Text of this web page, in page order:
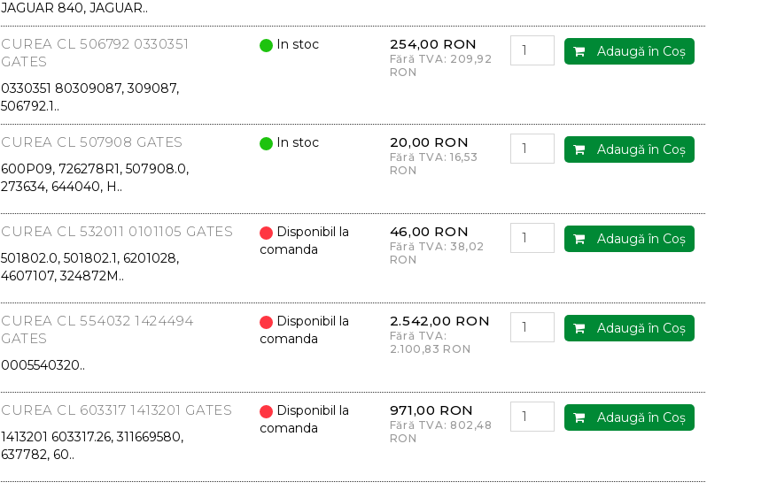
JAGUAR 840, JAGUAR..
CUREA CL 506792 0330351
GATES
0330351 80309087, 309087,
506792.1..
In stoc 254,00 RON
Fără TVA: 209,92
RON
Adaugă în Coş
CUREA CL 507908 GATES
600P09, 726278R1, 507908.0,
273634, 644040, H..
In stoc 20,00 RON
Fără TVA: 16,53
RON
Adaugă în Coş
CUREA CL 532011 0101105 GATES
501802.0, 501802.1, 6201028,
4607107, 324872M..
Disponibil la
comanda
46,00 RON
Fără TVA: 38,02
RON
Adaugă în Coş
CUREA CL 554032 1424494
GATES
0005540320..
Disponibil la
comanda
2.542,00 RON
Fără TVA:
2.100,83 RON
Adaugă în Coş
CUREA CL 603317 1413201 GATES
1413201 603317.26, 311669580,
637782, 60..
Disponibil la
comanda
971,00 RON
Fără TVA: 802,48
RON
Adaugă în Coş